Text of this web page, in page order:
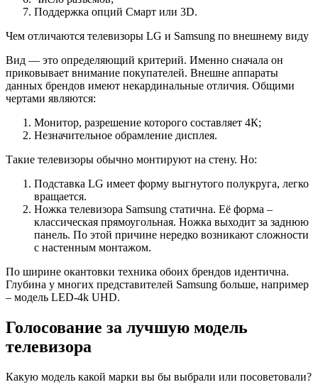
Поддержка опций Смарт или 3D.
Чем отличаются телевизоры LG и Samsung по внешнему виду
Вид — это определяющий критерий. Именно сначала он
приковывает внимание покупателей. Внешне аппараты
данных брендов имеют некардинальные отличия. Общими
чертами являются:
Монитор, разрешение которого составляет 4К;
Незначительное обрамление дисплея.
Такие телевизоры обычно монтируют на стену. Но:
Подставка LG имеет форму выгнутого полукруга, легко
вращается.
Ножка телевизора Samsung статична. Её форма –
классическая прямоугольная. Ножка выходит за заднюю
панель. По этой причине нередко возникают сложности
с настенным монтажом.
По ширине окантовки техника обоих брендов идентична.
Глубина у многих представителей Samsung больше, например
– модель LED-4k UHD.
Голосование за лучшую модель
телевизора
Какую модель какой марки вы бы выбрали или посоветовали?